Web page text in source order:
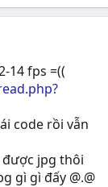
14 fps =((
code rồi vẫn
được jpg thôi
gì gì đấy @.@